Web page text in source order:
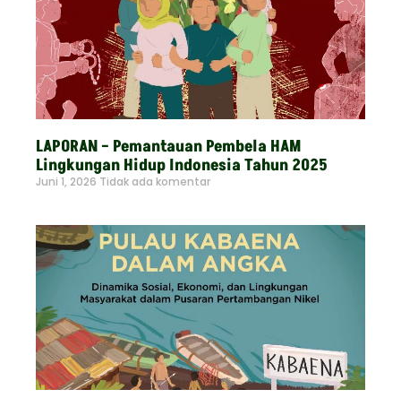
LAPORAN – Pemantauan Pembela HAM
Lingkungan Hidup Indonesia Tahun 2025
Juni 1, 2026 Tidak ada komentar